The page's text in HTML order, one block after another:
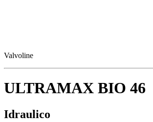
Valvoline
ULTRAMAX BIO 46
Idraulico